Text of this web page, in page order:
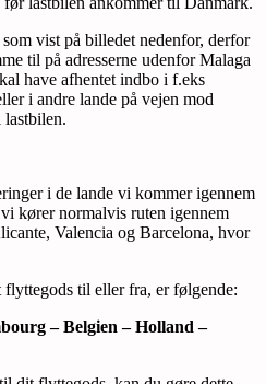
vist på billedet nedenfor, derfor
til på adresserne udenfor Malaga
have afhentet indbo i f.eks
i andre lande på vejen mod
i de lande vi kommer igennem
kører normalvis ruten igennem
Valencia og Barcelona, hvor
til eller fra, er følgende:
– Belgien – Holland –